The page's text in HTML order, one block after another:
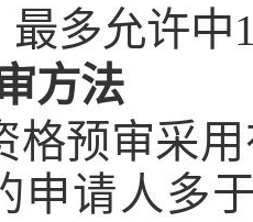
最多允许中
方法
格预审采
申请人多